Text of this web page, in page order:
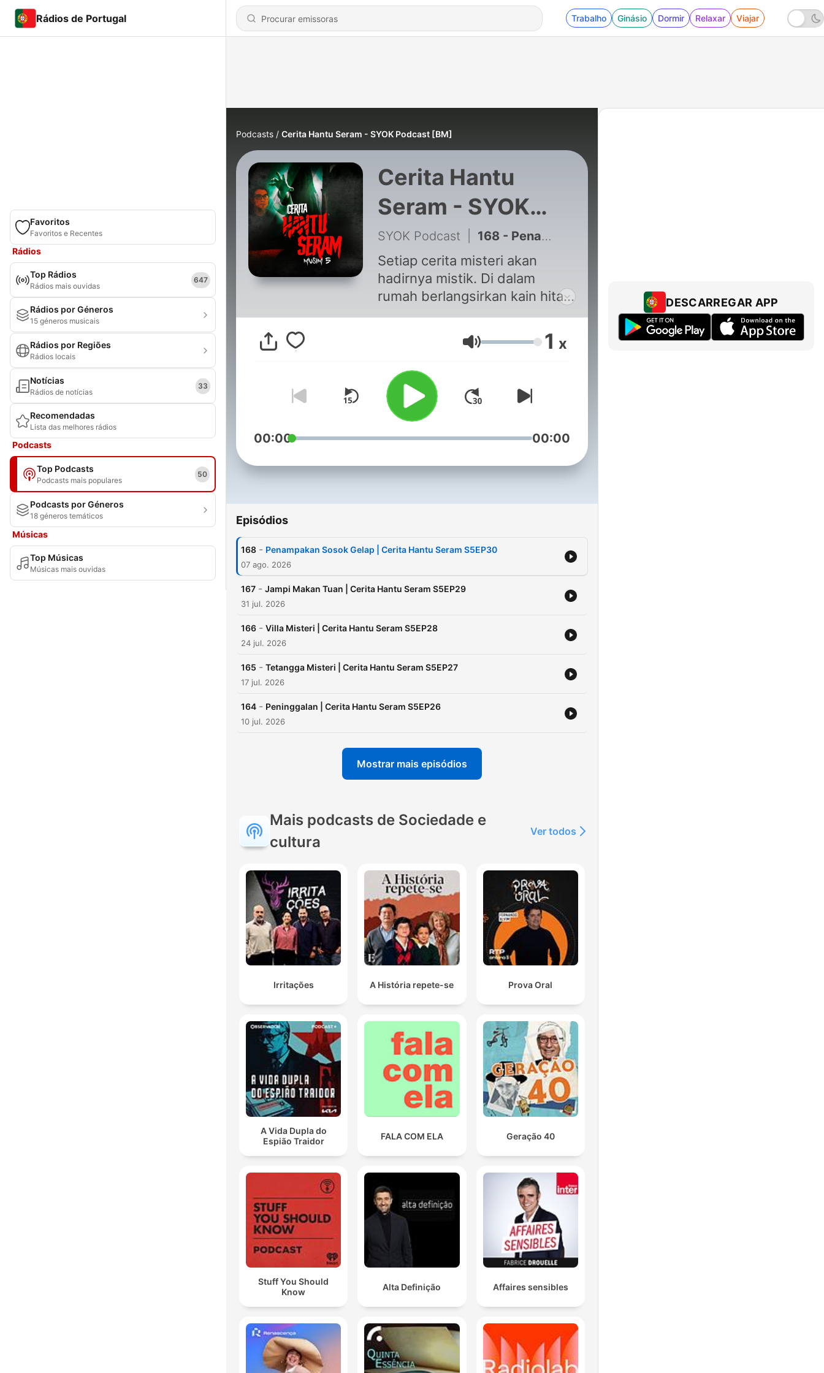
Rádios de Portugal Trabalho Ginásio Dormir Relaxar Viajar
Favoritos
Favoritos e Recentes
Rádios
Top Rádios
Rádios mais ouvidas
647
Rádios por Géneros
15 géneros musicais
Rádios por Regiões
Rádios locais
Notícias
Rádios de notícias
33
Recomendadas
Lista das melhores rádios
Podcasts
Top Podcasts
Podcasts mais populares
50
Podcasts por Géneros
18 géneros temáticos
Músicas
Top Músicas
Músicas mais ouvidas
Podcasts Cerita Hantu Seram - SYOK Podcast [BM]
Cerita Hantu
Seram - SYOK
Podcast [BM]
SYOK Podcast 168 - Penampakan Sosok Gelap | Cerita Hantu Seram S5EP30
Setiap cerita misteri akan
hadirnya mistik. Di dalam
rumah berlangsirkan kain hitam
ini menjadi saksi cerita entiti
yang pasti mendebarkan
disegenap ruang diri.
Berdasarkan kisah-kisah
benar, SYOK Cerita Hantu
Seram menceritakan
pengalaman-pengalaman
seram yang pernah dilalui. Nak
ke hello@syok.my atau
Volume 1 x
00:00 00:00
Episódios
168 - Penampakan Sosok Gelap | Cerita Hantu Seram S5EP30
07 ago. 2026
167 - Jampi Makan Tuan | Cerita Hantu Seram S5EP29
31 jul. 2026
166 - Villa Misteri | Cerita Hantu Seram S5EP28
24 jul. 2026
165 - Tetangga Misteri | Cerita Hantu Seram S5EP27
17 jul. 2026
164 - Peninggalan | Cerita Hantu Seram S5EP26
10 jul. 2026
Mostrar mais episódios
Mais podcasts de Sociedade e
cultura
Ver todos
Irritações A História repete-se Prova Oral
A Vida Dupla do
Espião Traidor
FALA COM ELA Geração 40
Stuff You Should
Know
Alta Definição Affaires sensibles
DESCARREGAR APP